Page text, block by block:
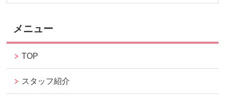
メニュー
TOP
スタッフ紹介